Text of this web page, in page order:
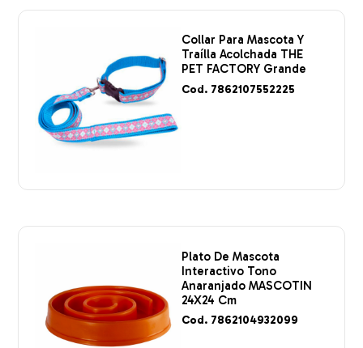
Collar Para Mascota Y
Traílla Acolchada THE
PET FACTORY Grande
Cod. 7862107552225
Plato De Mascota
Interactivo Tono
Anaranjado MASCOTIN
24X24 Cm
Cod. 7862104932099